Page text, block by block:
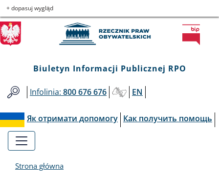
Przejdź
do
menu
głównego
Przejdź
do
treści
Przejdź
to
informacji
o
Przejdź
do
mapy
serwisu
Biuletyn
Informacji
Publicznej
RPO
+ dopasuj wygląd
Biuletyn Informacji Publicznej RPO
Infolinia: 800 676 676 EN
Як отримати допомогу Как получить помощь
Strona główna